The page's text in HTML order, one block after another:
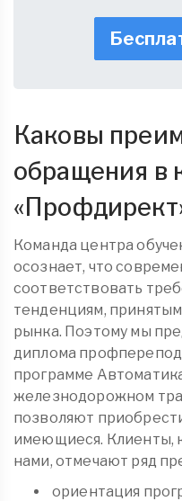
Каковы
обращения в
«Профдирект
Команда центра
осознает, что
соответствовать
тенденциям,
рынка. Поэтому мы
диплома
программе
железнодорожном
позволяют
имеющиеся. Клиенты,
нами, отмечают ряд
ориентация